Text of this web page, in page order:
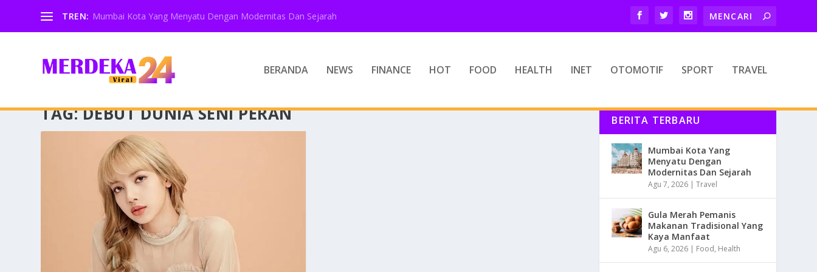
TREN: Mumbai Kota Yang Menyatu Dengan Modernitas Dan Sejarah
BERANDA NEWS FINANCE HOT FOOD HEALTH INET OTOMOTIF SPORT TRAVEL
TAG:DEBUT DUNIA SENI PERAN BERITA TERBARU
Mumbai Kota Yang
Menyatu Dengan
Modernitas Dan Sejarah
Agu 7, 2026 |Travel
Gula Merah Pemanis
Makanan Tradisional Yang
Kaya Manfaat
Agu 6, 2026 | Food, Health